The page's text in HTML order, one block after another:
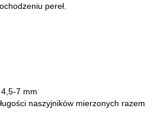
pereł.
4,5-7 mm
naszyjników mierzonych razem